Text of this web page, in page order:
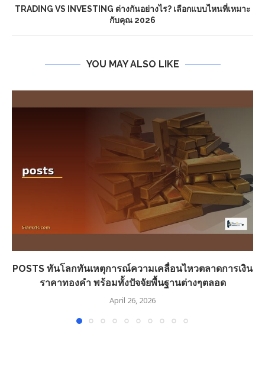
TRADING VS INVESTING ต่างกันอย่างไร? เลือกแบบไหนที่เหมาะ
กับคุณ 2026
YOU MAY ALSO LIKE
POSTS ทันโลกทันเหตุการณ์ความเคลื่อนไหวตลาดการเงิน
ราคาทองคำ พร้อมทั้งปัจจัยพื้นฐานต่างๆตลอด
April 26, 2026